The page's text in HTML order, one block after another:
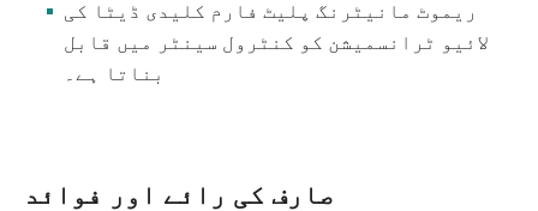
ریموٹ مانیٹرنگ پلیٹ فارم کلیدی ڈیٹا کی
لائیو ٹرانسمیشن کو کنٹرول سینٹر میں قابل
بناتا ہے۔
صارف کی رائے اور فوائد